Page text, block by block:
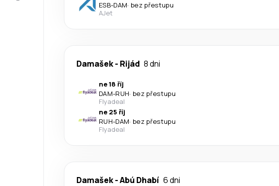
ESB-DAM· bez přestupu
AJet
Damašek- Rijád 8 dni
ne 18 říj
DAM-RUH· bez přestupu
Flyadeal
ne 25 říj
RUH-DAM· bez přestupu
Flyadeal
Damašek-Abú Dhabí 6 dni